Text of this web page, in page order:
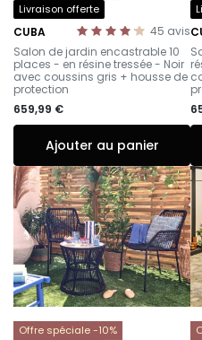
Livraison offerte
45 avis
CUBA
-
Salon de jardin encastrable 10
places - en résine tressée - Noir
avec coussins gris + housse de
protection
659,99 €
Ajouter au panier
–
Offre spéciale -10%